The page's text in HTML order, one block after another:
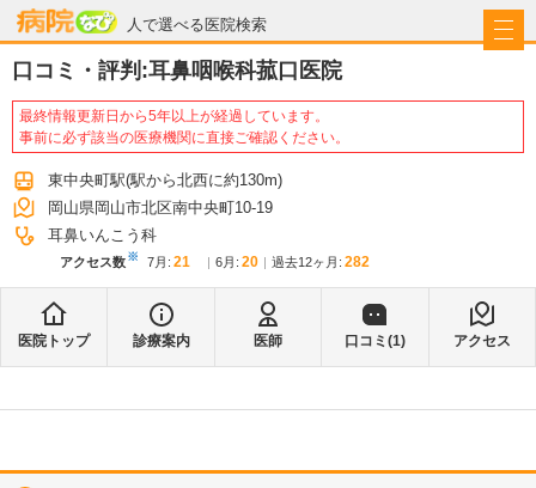
人で選べる医院検索
病院なび
口コミ・評判:耳鼻咽喉科菰口医院
最終情報更新日から5年以上が経過しています。
事前に必ず該当の医療機関に直接ご確認ください。
東中央町駅(駅から北西に約130m)
岡山県岡山市北区南中央町10-19
耳鼻いんこう科
アクセス数※ 7月 : 21 6月 : 20 過去12ヶ月: 282
医院トップ 診療案内 医師 口コミ(1) アクセス